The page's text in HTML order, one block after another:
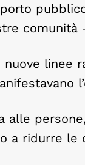
comunità
nuove
alle
a ridurre le